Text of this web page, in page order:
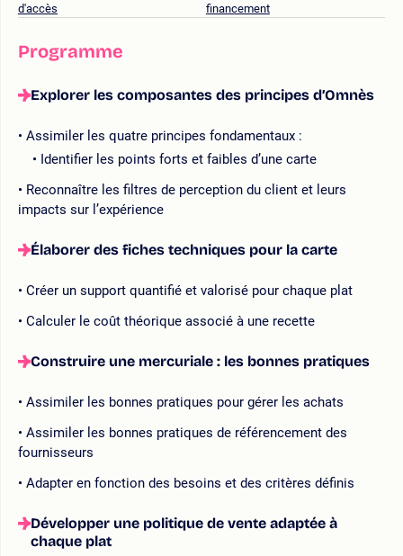
d'accès
financement
Programme
Explorer les composantes des principes d’Omnès
Assimiler les quatre principes fondamentaux :
Identifier les points forts et faibles d’une carte
Reconnaître les filtres de perception du client et leurs
impacts sur l’expérience
Élaborer des fiches techniques pour la carte
Créer un support quantifié et valorisé pour chaque plat
Calculer le coût théorique associé à une recette
Construire une mercuriale : les bonnes pratiques
Assimiler les bonnes pratiques pour gérer les achats
Assimiler les bonnes pratiques de référencement des
fournisseurs
Adapter en fonction des besoins et des critères définis
Développer une politique de vente adaptée à
chaque plat